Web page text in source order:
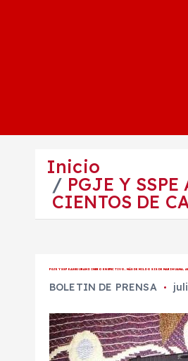
Inicio
PGJE Y
CIENTOS DE
PGJE Y SSPE ASEGURAN DINERO EN EFECTIVO, MÁS DE MIL DOSIS DE MARIHUANA,
BOLETIN DE PRENSA